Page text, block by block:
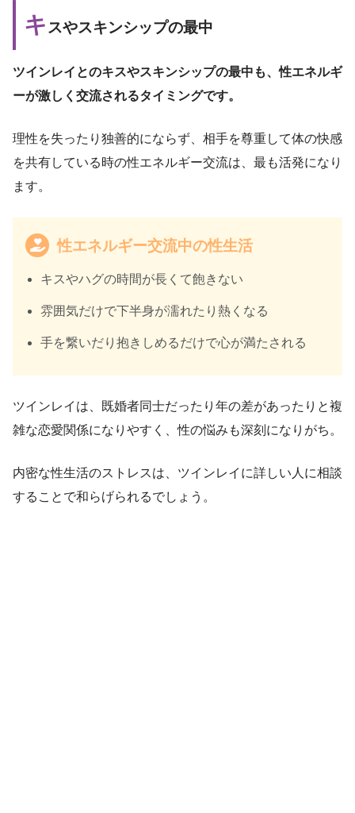
キ スやスキンシップの最中
ツインレイとのキスやスキンシップの最中も、性エネルギ
ーが激しく交流されるタイミングです。
理性を失ったり独善的にならず、相手を尊重して体の快感
を共有している時の性エネルギー交流は、最も活発になり
ます。
性エネルギー交流中の性生活
キスやハグの時間が長くて飽きない
雰囲気だけで下半身が濡れたり熱くなる
手を繋いだり抱きしめるだけで心が満たされる
ツインレイは、既婚者同士だったり年の差があったりと複
雑な恋愛関係になりやすく、性の悩みも深刻になりがち。
内密な性生活のストレスは、ツインレイに詳しい人に相談
することで和らげられるでしょう。